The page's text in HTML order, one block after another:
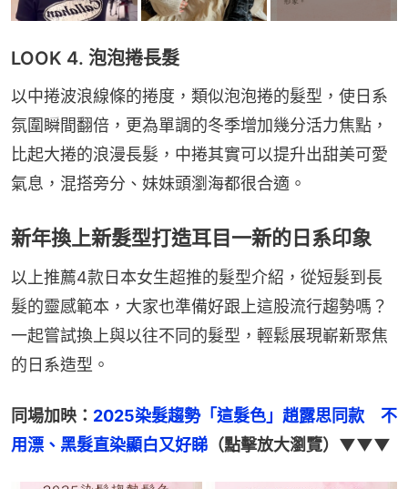
LOOK 4. 泡泡捲長髮
以中捲波浪線條的捲度，類似泡泡捲的髮型，使日系
氛圍瞬間翻倍，更為單調的冬季增加幾分活力焦點，
比起大捲的浪漫長髮，中捲其實可以提升出甜美可愛
氣息，混搭旁分、妹妹頭瀏海都很合適。
新年換上新髮型打造耳目一新的日系印象
以上推薦4款日本女生超推的髮型介紹，從短髮到長
髮的靈感範本，大家也準備好跟上這股流行趨勢嗎？
一起嘗試換上與以往不同的髮型，輕鬆展現嶄新聚焦
的日系造型。
同場加映： 2025染髮趨勢「這髮色」趙露思同款　不
用漂、黑髮直染顯白又好睇 （點擊放大瀏覽）▼▼▼